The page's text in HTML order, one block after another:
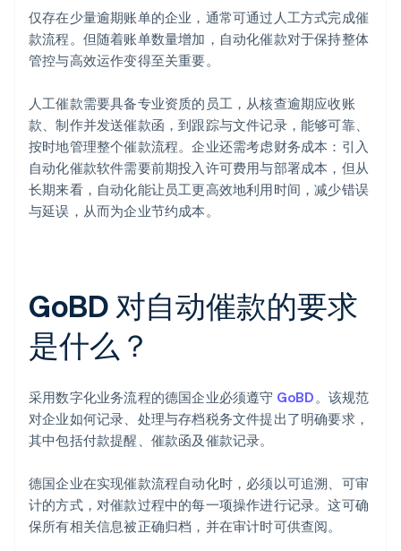
仅存在少量逾期账单的企业，通常可通过人工方式完成催
款流程。但随着账单数量增加，自动化催款对于保持整体
管控与高效运作变得至关重要。
人工催款需要具备专业资质的员工，从核查逾期应收账
款、制作并发送催款函，到跟踪与文件记录，能够可靠、
按时地管理整个催款流程。企业还需考虑财务成本：引入
自动化催款软件需要前期投入许可费用与部署成本，但从
长期来看，自动化能让员工更高效地利用时间，减少错误
与延误，从而为企业节约成本。
GoBD 对自动催款的要求
是什么？
采用数字化业务流程的德国企业必须遵守 GoBD。该规范
对企业如何记录、处理与存档税务文件提出了明确要求，
其中包括付款提醒、催款函及催款记录。
德国企业在实现催款流程自动化时，必须以可追溯、可审
计的方式，对催款过程中的每一项操作进行记录。这可确
保所有相关信息被正确归档，并在审计时可供查阅。